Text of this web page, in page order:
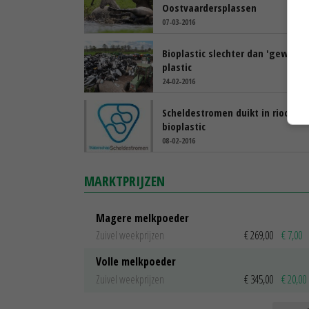
Oostvaardersplassen
07-03-2016
Bioplastic slechter dan 'gewoon'
plastic
24-02-2016
Scheldestromen duikt in
bioplastic
08-02-2016
MARKTPRIJZEN
Magere melkpoeder
Zuivel weekprijzen
€ 269,00 € 7,00
Volle melkpoeder
Zuivel weekprijzen
€ 345,00 € 20,00